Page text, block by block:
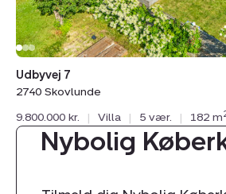
Udbyvej 7
2740 Skovlunde
9.800.000 kr.
| Villa | 5 vær. | 182 m
Nybolig